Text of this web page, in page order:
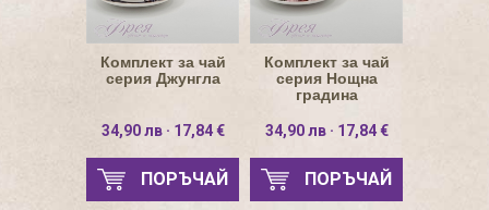
Комплект за чай
серия Джунгла
34,90 лв · 17,84 €
ПОРЪЧАЙ
Комплект за чай
серия Нощна
градина
34,90 лв · 17,84 €
ПОРЪЧАЙ